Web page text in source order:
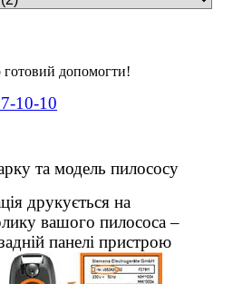
допомогти!
10-10
та модель пилососу
друкується на
вашого пилососа –
панелі пристрою